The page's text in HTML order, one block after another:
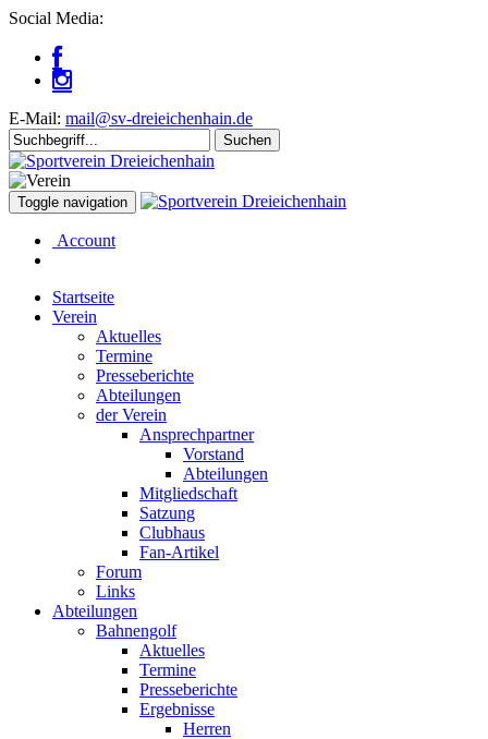
Social Media:
E-Mail: mail@sv-dreieichenhain.de
Toggle navigation
Account
Startseite
Verein
Aktuelles
Termine
Presseberichte
Abteilungen
der Verein
Ansprechpartner
Vorstand
Abteilungen
Mitgliedschaft
Satzung
Clubhaus
Fan-Artikel
Forum
Links
Abteilungen
Bahnengolf
Aktuelles
Termine
Presseberichte
Ergebnisse
Herren